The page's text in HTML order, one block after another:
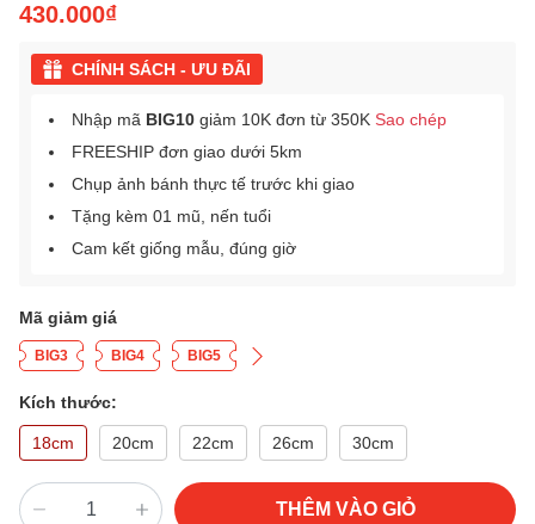
430.000₫
CHÍNH SÁCH - ƯU ĐÃI
Nhập mã BIG10 giảm 10K đơn từ 350K Sao chép
FREESHIP đơn giao dưới 5km
Chụp ảnh bánh thực tế trước khi giao
Tặng kèm 01 mũ, nến tuổi
Cam kết giống mẫu, đúng giờ
Mã giảm giá
BIG3 BIG4 BIG5
Kích thước:
18cm 20cm 22cm 26cm 30cm
THÊM VÀO GIỎ